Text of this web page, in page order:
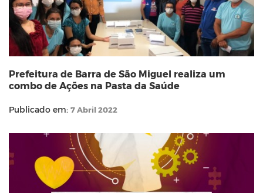
Prefeitura de Barra de São Miguel realiza um
combo de Ações na Pasta da Saúde
Publicado em: 7 Abril 2022